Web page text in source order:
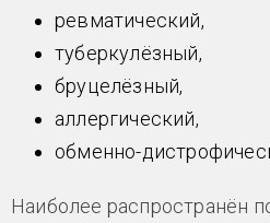
ревматический,
туберкулёзный,
бруцелёзный,
аллергический,
обменно-
Наиболее распространён